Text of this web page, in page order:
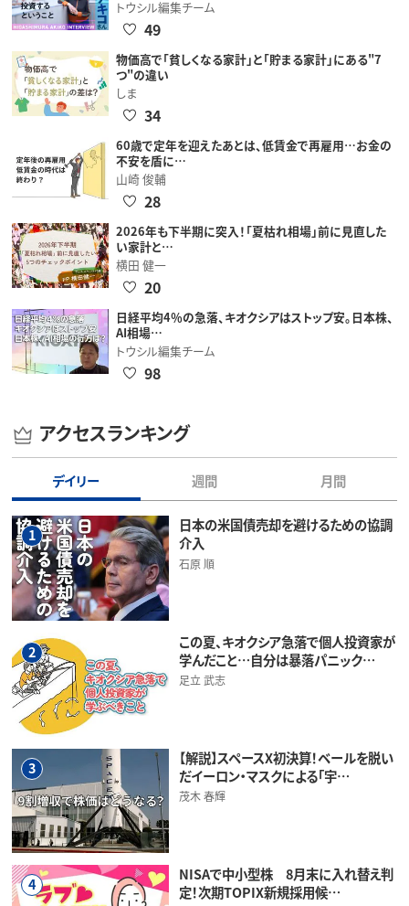
トウシル編集チーム
49
物価高で「貧しくなる家計」と「貯まる家計」にある"7
つ"の違い
しま
34
60歳で定年を迎えたあとは、低賃金で再雇用…お金の
不安を盾に…
山崎 俊輔
28
2026年も下半期に突入！「夏枯れ相場」前に見直した
い家計と…
横田 健一
20
日経平均4％の急落、キオクシアはストップ安。日本株、
AI相場…
トウシル編集チーム
98
アクセスランキング
デイリー 週間 月間
1
日本の米国債売却を避けるための協調
介入
石原 順
2
この夏、キオクシア急落で個人投資家が
学んだこと…自分は暴落パニック…
足立 武志
3
【解説】スペースX初決算！ベールを脱い
だイーロン・マスクによる「宇…
茂木 春輝
4
NISAで中小型株 8月末に入れ替え判
定！次期TOPIX新規採用候…